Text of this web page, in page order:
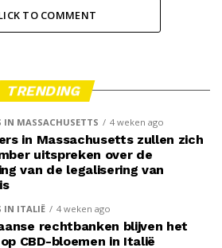
TO COMMENT
TRENDING
IN MASSACHUSETTS 4 weken ago
in Massachusetts zullen zich
uitspreken over de
van de legalisering van
IN ITALIË 4 weken ago
rechtbanken blijven het
CBD-bloemen in Italië